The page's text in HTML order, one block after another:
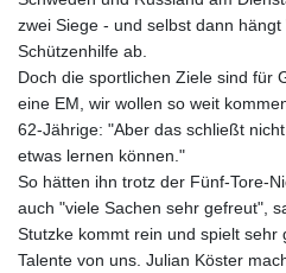
IRR
zwei Siege - und selbst dann
Schützenhilfe ab.
Doch die sportlichen Ziele sind für
eine EM, wir wollen so weit
62-Jährige: "Aber das schließt
etwas lernen können."
So hätten ihn trotz der Fünf-Tore-
auch "viele Sachen sehr gefreut",
Stutzke kommt rein und spielt
Talente von uns. Julian Köster